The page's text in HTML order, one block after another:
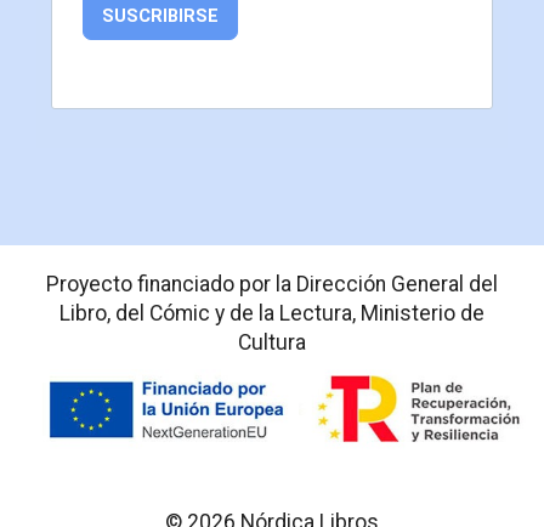
SUSCRIBIRSE
Proyecto financiado por la Dirección General del
Libro, del Cómic y de la Lectura, Ministerio de
Cultura